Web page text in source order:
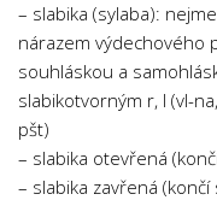
– slabika (sylaba):
nárazem výdechového
souhláskou a
slabikotvorným r, l (vl-
pšt)
– slabika otevřená
– slabika zavřená